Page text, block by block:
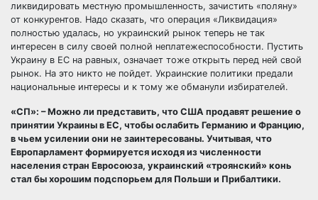
ликвидировать местную промышленность, зачистить «поляну»
от конкурентов. Надо сказать, что операция «Ликвидация»
полностью удалась, но украинский рынок теперь не так
интересен в силу своей полной неплатежеспособности. Пустить
Украину в ЕС на равных, означает тоже открыть перед ней свой
рынок. На это никто не пойдет. Украинские политики предали
национальные интересы и к тому же обманули избирателей.
«СП»: – Можно ли представить, что США продавят решение о
принятии Украины в ЕС, чтобы ослабить Германию и Францию,
в чьем усилении они не заинтересованы. Учитывая, что
Европарламент формируется исходя из численности
населения стран Евросоюза, украинский «троянский» конь
стал бы хорошим подспорьем для Польши и Прибалтики.